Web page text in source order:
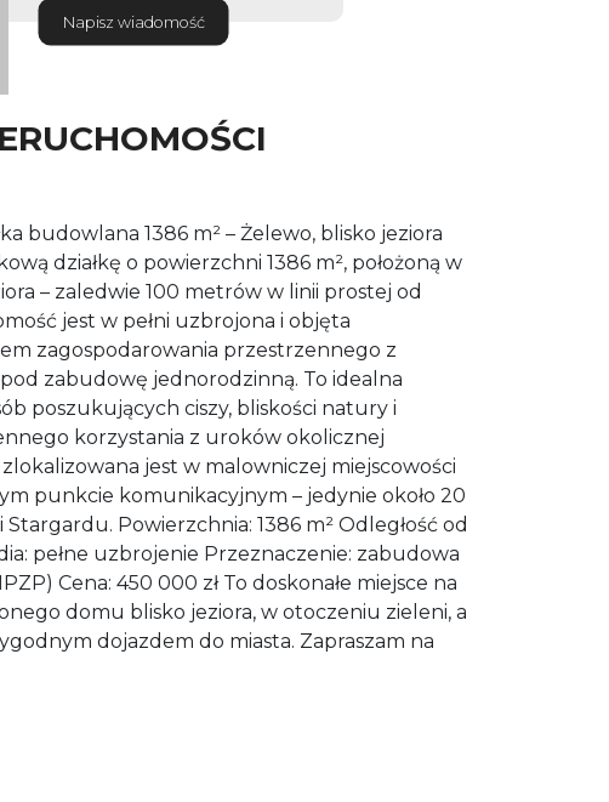
Napisz wiadomość
budowlana 1386 m² – Żelewo, blisko jeziora
działkę o powierzchni 1386 m², położoną w
– zaledwie 100 metrów w linii prostej od
jest w pełni uzbrojona i objęta
zagospodarowania przestrzennego z
zabudowę jednorodzinną. To idealna
poszukujących ciszy, bliskości natury i
korzystania z uroków okolicznej
zlokalizowana jest w malowniczej miejscowości
punkcie komunikacyjnym – jedynie około 20
Stargardu. Powierzchnia: 1386 m² Odległość od
pełne uzbrojenie Przeznaczenie: zabudowa
Cena: 450 000 zł To doskonałe miejsce na
domu blisko jeziora, w otoczeniu zieleni, a
dojazdem do miasta. Zapraszam na